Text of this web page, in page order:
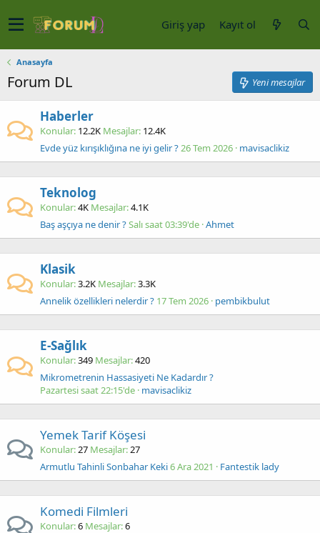
Giriş yap Kayıt ol
Anasayfa
Forum DL Yeni mesajlar
Haberler
Konular 12.2K Mesajlar 12.4K
Evde yüz kırışıklığına ne iyi gelir ?26 Tem 2026 mavisaclikiz
Teknolog
Konular 4K Mesajlar 4.1K
Baş aşçıya ne denir ?Salı saat 03:39'de Ahmet
Klasik
Konular 3.2K Mesajlar 3.3K
Annelik özellikleri nelerdir ? 17 Tem 2026 pembikbulut
E-Sağlık
Konular 349 Mesajlar 420
Mikrometrenin Hassasiyeti Ne Kadardır ?
Pazartesi saat 22:15'de mavisaclikiz
Yemek Tarif Köşesi
Konular 27 Mesajlar 27
Armutlu Tahinli Sonbahar Keki6 Ara 2021 Fantestik lady
Komedi Filmleri
Konular 6 Mesajlar 6